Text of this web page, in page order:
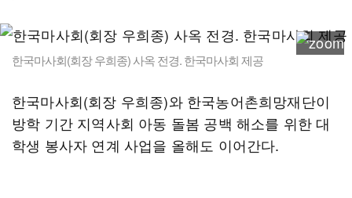
한국마사회(회장 우희종) 사옥 전경. 한국마사회 제공
한국마사회(회장 우희종)와 한국농어촌희망재단이
방학 기간 지역사회 아동 돌봄 공백 해소를 위한 대
학생 봉사자 연계 사업을 올해도 이어간다.